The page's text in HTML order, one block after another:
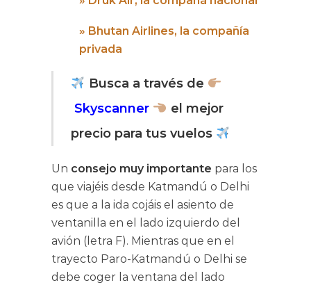
» Bhutan Airlines, la compañía
privada
Busca a través de
Skyscanner
el mejor
precio para tus vuelos
Un consejo muy importante para los
que viajéis desde Katmandú o Delhi
es que a la ida cojáis el asiento de
ventanilla en el lado izquierdo del
avión (letra F). Mientras que en el
trayecto Paro-Katmandú o Delhi se
debe coger la ventana del lado